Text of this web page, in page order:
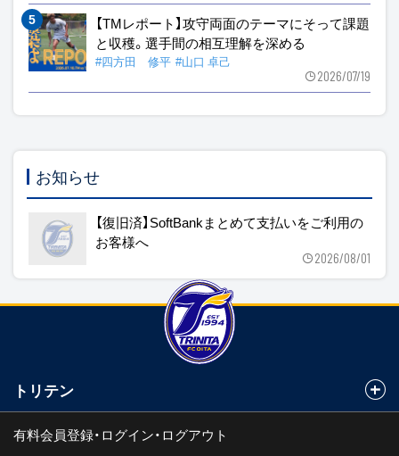
【TMレポート】攻守両面のテーマにそって課題
と収穫。選手間の相互理解を深める
#四方田 修平 #山口 卓己
2026/07/19
お知らせ
【復旧済】SoftBankまとめて支払いをご利用の
お客様へ
2026/08/01
トリテン
有料会員登録・ログイン・ログアウト